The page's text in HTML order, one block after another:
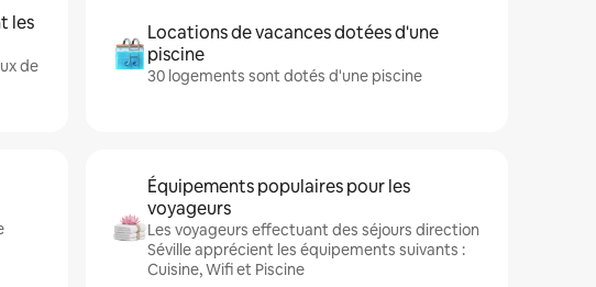
les
de
Locations de vacances dotées d'une
piscine
30 logements sont dotés d'une piscine
Équipements populaires pour les
voyageurs
Les voyageurs effectuant des séjours direction
Séville apprécient les équipements suivants :
Cuisine, Wifi et Piscine